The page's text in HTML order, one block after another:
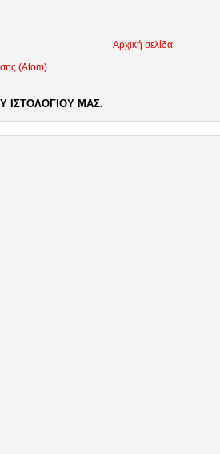
Αρχική σελίδα
(Atom)
ΙΣΤΟΛΟΓΙΟΥ ΜΑΣ.